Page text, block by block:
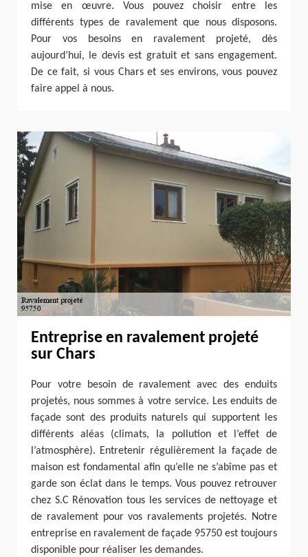
mise en œuvre. Vous pouvez choisir entre les
différents types de ravalement que nous disposons.
Pour vos besoins en ravalement projeté, dès
aujourd’hui, le devis est gratuit et sans engagement.
De ce fait, si vous Chars et ses environs, vous pouvez
faire appel à nous.
Entreprise en ravalement projeté
sur Chars
Pour votre besoin de ravalement avec des enduits
projetés, nous sommes à votre service. Les enduits de
façade sont des produits naturels qui supportent les
différents aléas (climats, la pollution et l’effet de
l’atmosphère). Entretenir régulièrement la façade de
maison est fondamental afin qu’elle ne s’abîme pas et
garde son éclat dans le temps. Vous pouvez retrouver
chez S.C Rénovation tous les services de nettoyage et
de ravalement pour vos ravalements projetés. Notre
entreprise en ravalement de façade 95750 est toujours
disponible pour réaliser les demandes.